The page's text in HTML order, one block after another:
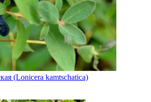
(Lonicera kamtschatica)